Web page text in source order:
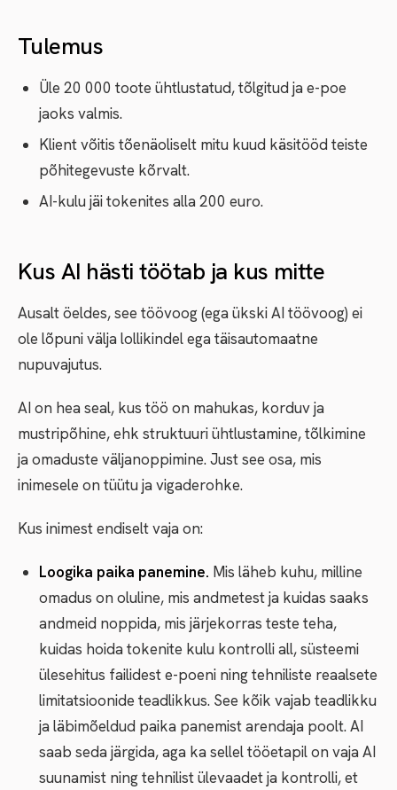
Tulemus
Üle 20 000 toote ühtlustatud, tõlgitud ja e-poe
jaoks valmis.
Klient võitis tõenäoliselt mitu kuud käsitööd teiste
põhitegevuste kõrvalt.
AI-kulu jäi tokenites alla 200 euro.
Kus AI hästi töötab ja kus mitte
Ausalt öeldes, see töövoog (ega ükski AI töövoog) ei
ole lõpuni välja lollikindel ega täisautomaatne
nupuvajutus.
AI on hea seal, kus töö on mahukas, korduv ja
mustripõhine, ehk struktuuri ühtlustamine, tõlkimine
ja omaduste väljanoppimine. Just see osa, mis
inimesele on tüütu ja vigaderohke.
Kus inimest endiselt vaja on:
Loogika paika panemine. Mis läheb kuhu, milline
omadus on oluline, mis andmetest ja kuidas saaks
andmeid noppida, mis järjekorras teste teha,
kuidas hoida tokenite kulu kontrolli all, süsteemi
ülesehitus failidest e-poeni ning tehniliste reaalsete
limitatsioonide teadlikkus. See kõik vajab teadlikku
ja läbimõeldud paika panemist arendaja poolt. AI
saab seda järgida, aga ka sellel tööetapil on vaja AI
suunamist ning tehnilist ülevaadet ja kontrolli, et